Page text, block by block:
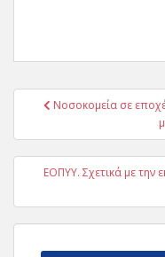
Πλοήγηση
Νοσοκομεία σε
ΕΟΠΥΥ. Σχετικά με την